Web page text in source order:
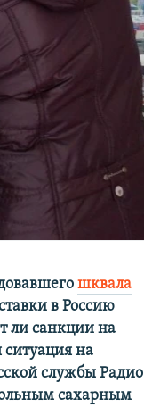
шквала
в Россию
ли санкции на
ситуация на
службы Радио
сахарным